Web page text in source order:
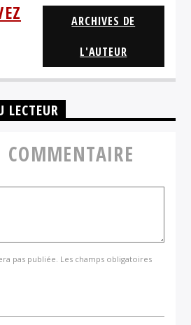
ARCHIVES DE
L'AUTEUR
COMMENTAIRE
pas publiée. Les champs obligatoires